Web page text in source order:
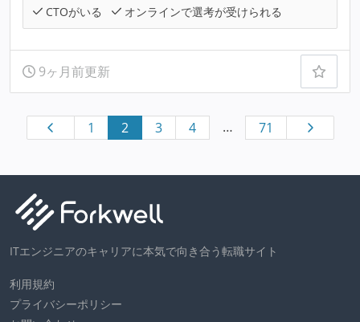
CTOがいる
オンラインで選考が受けられる
9ヶ月前更新
1 2 3 4 … 71
ITエンジニアのキャリアに本気で向き合う転職サイト
利用規約
プライバシーポリシー